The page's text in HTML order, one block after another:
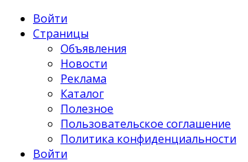
Войти
Страницы
Объявления
Новости
Реклама
Каталог
Полезное
Пользовательское соглашение
Политика конфиденциальности
Войти